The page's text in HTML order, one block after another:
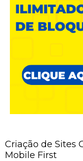
Criação de Sites
Mobile First